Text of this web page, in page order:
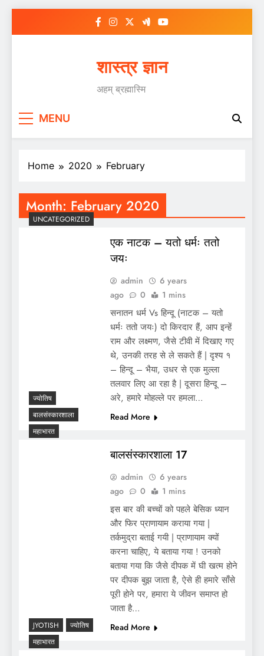
शास्त्र ज्ञान
अहम् ब्रह्मास्मि
MENU
Home 2020 February
Month: February 2020
UNCATEGORIZED
एक नाटक – यतो धर्मः ततो
जयः
admin
6 years
ago
0 1 mins
सनातन धर्म Vs हिन्दू (नाटक – यतो
धर्मः ततो जयः) दो किरदार हैं, आप इन्हें
राम और लक्ष्मण, जैसे टीवी में दिखाए गए
थे, उनकी तरह से ले सकते हैं | दृश्य १
– हिन्दू – भैया, उधर से एक मुल्ला
तलवार लिए आ रहा है | दूसरा हिन्दू –
अरे, हमारे मोहल्ले पर हमला…
Read More
ज्योतिष
बालसंस्कारशाला
महाभारत
बालसंस्कारशाला 17
admin
6 years
ago
0 1 mins
इस बार की बच्चों को पहले बेसिक ध्यान
और फिर प्राणायाम कराया गया |
तर्कमुद्रा बताई गयी | प्राणायाम क्यों
करना चाहिए, ये बताया गया ! उनको
बताया गया कि जैसे दीपक में घी खत्म होने
पर दीपक बुझ जाता है, ऐसे ही हमारे साँसे
पूरी होने पर, हमारा ये जीवन समाप्त हो
जाता है…
Read More
JYOTISH
ज्योतिष
महाभारत